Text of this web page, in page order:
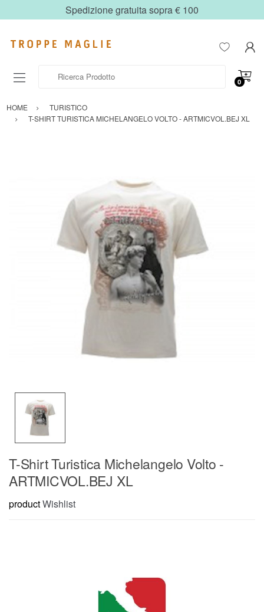
Spedizione gratuita sopra € 100
0
HOME
TURISTICO
T-SHIRT TURISTICA MICHELANGELO VOLTO - ARTMICVOL.BEJ XL
T-Shirt Turistica Michelangelo Volto -
ARTMICVOL.BEJ XL
productWishlist